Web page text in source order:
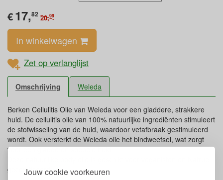
Jouw cookie voorkeuren
€17,82 20,99
In winkelwagen
Zet op verlanglijst
Omschrijving Weleda
Berken Cellulitis Olie van Weleda voor een gladdere, strakkere
huid. De cellulitis olie van 100% natuurlijke ingrediënten stimuleert
de stofwisseling van de huid, waardoor vetafbraak gestimuleerd
wordt. Ook versterkt de Weleda olie het bindweefsel, wat zorgt
voor een gladde en soepele huid.
gecertificeerd.